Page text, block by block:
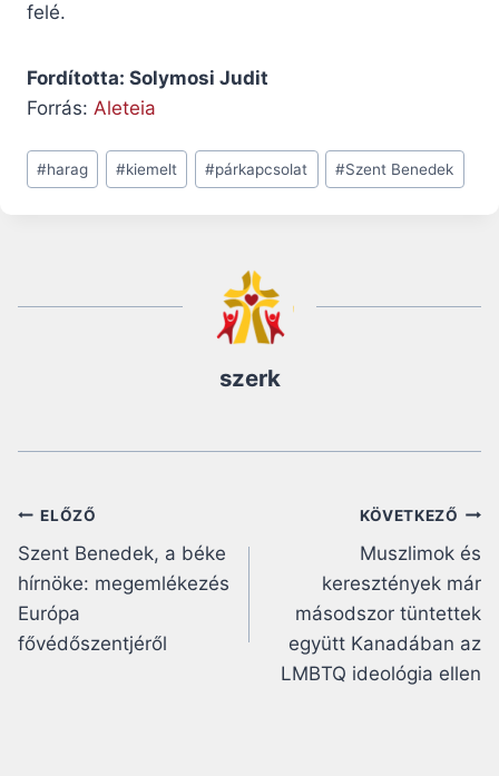
felé.
Fordította: Solymosi Judit
Forrás: Aleteia
Post
Tags:
#harag #kiemelt #párkapcsolat #Szent Benedek
szerk
Bejegyzés
navigáció
ELŐZŐ
Szent Benedek, a béke
hírnöke: megemlékezés
Európa
fővédőszentjéről
KÖVETKEZŐ
Muszlimok és
keresztények már
másodszor tüntettek
együtt Kanadában az
LMBTQ ideológia ellen